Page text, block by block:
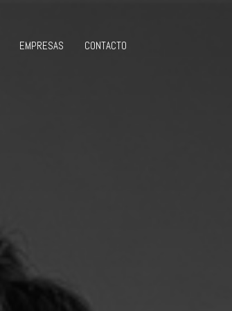
EMPRESAS CONTACTO